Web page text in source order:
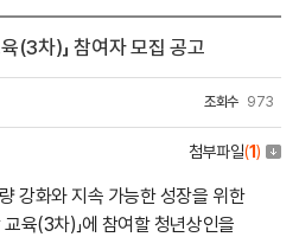
(3차)」 참여자 모집 공고
조회수 973
첨부파일(1)
강화와 지속 가능한 성장을 위한
육(3차)」에 참여할 청년상인을